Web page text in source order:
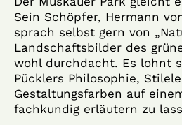
Sein Schöpfer, Hermann
sprach selbst gern von
Landschaftsbilder des
wohl durchdacht. Es lohnt
Pücklers Philosophie,
Gestaltungsfarben auf
fachkundig erläutern zu